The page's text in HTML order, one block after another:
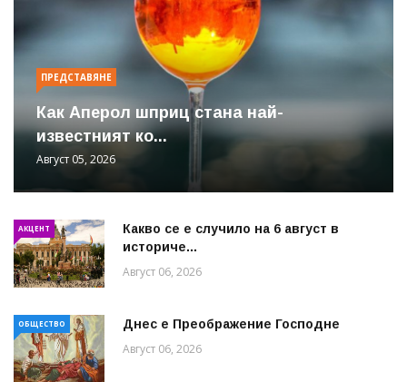
ПРЕДСТАВЯНЕ
Как Аперол шприц стана най-
известният ко...
Август 05, 2026
АКЦЕНТ
Какво се е случило на 6 август в
историче...
Август 06, 2026
ОБЩЕСТВО Днес е Преображение Господне
Август 06, 2026